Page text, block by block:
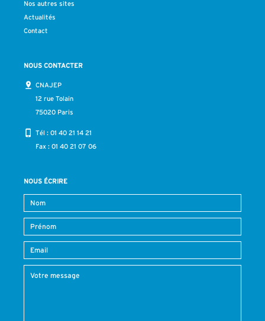
Nos autres sites
Actualités
Contact
NOUS CONTACTER
CNAJEP
12 rue Tolain
75020 Paris
Tél : 01 40 21 14 21
Fax : 01 40 21 07 06
NOUS ÉCRIRE